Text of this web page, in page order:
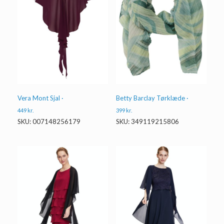
Vera Mont Sjal ·
449kr.
SKU: 007148256179
Betty Barclay Tørklæde ·
399kr.
SKU: 349119215806